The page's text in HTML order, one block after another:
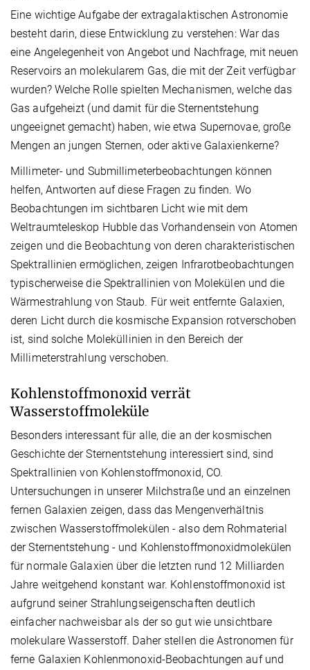
Eine wichtige Aufgabe der extragalaktischen Astronomie
besteht darin, diese Entwicklung zu verstehen: War das
eine Angelegenheit von Angebot und Nachfrage, mit neuen
Reservoirs an molekularem Gas, die mit der Zeit verfügbar
wurden? Welche Rolle spielten Mechanismen, welche das
Gas aufgeheizt (und damit für die Sternentstehung
ungeeignet gemacht) haben, wie etwa Supernovae, große
Mengen an jungen Sternen, oder aktive Galaxienkerne?
Millimeter- und Submillimeterbeobachtungen können
helfen, Antworten auf diese Fragen zu finden. Wo
Beobachtungen im sichtbaren Licht wie mit dem
Weltraumteleskop Hubble das Vorhandensein von Atomen
zeigen und die Beobachtung von deren charakteristischen
Spektrallinien ermöglichen, zeigen Infrarotbeobachtungen
typischerweise die Spektrallinien von Molekülen und die
Wärmestrahlung von Staub. Für weit entfernte Galaxien,
deren Licht durch die kosmische Expansion rotverschoben
ist, sind solche Moleküllinien in den Bereich der
Millimeterstrahlung verschoben.
Kohlenstoffmonoxid verrät
Wasserstoffmoleküle
Besonders interessant für alle, die an der kosmischen
Geschichte der Sternentstehung interessiert sind, sind
Spektrallinien von Kohlenstoffmonoxid, CO.
Untersuchungen in unserer Milchstraße und an einzelnen
fernen Galaxien zeigen, dass das Mengenverhältnis
zwischen Wasserstoffmolekülen - also dem Rohmaterial
der Sternentstehung - und Kohlenstoffmonoxidmolekülen
für normale Galaxien über die letzten rund 12 Milliarden
Jahre weitgehend konstant war. Kohlenstoffmonoxid ist
aufgrund seiner Strahlungseigenschaften deutlich
einfacher nachweisbar als der so gut wie unsichtbare
molekulare Wasserstoff. Daher stellen die Astronomen für
ferne Galaxien Kohlenmonoxid-Beobachtungen auf und